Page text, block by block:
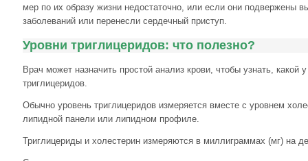
мер по их образу жизни недостаточно, или если они подвержены
заболеваний или перенесли сердечный приступ.
Уровни триглицеридов: что полезно?
Врач может назначить простой анализ крови, чтобы узнать, какой
триглицеридов.
Обычно уровень триглицеридов измеряется вместе с уровнем
липидной панели или липидном профиле.
Триглицериды и холестерин измеряются в миллиграммах (мг) на